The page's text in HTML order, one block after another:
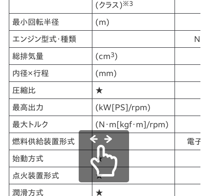
(クラス)※3
最小回転半径 (m)
エンジン型式・種類
総排気量 (cm3)
内径×行程 (mm)
圧縮比 ★
最高出力 (kW[PS]/rpm)
最大トルク (N・m[kgf・m]/rpm)
燃料供給装置形式 電子式＜
始動方式 ★
点火装置形式 ★
潤滑方式 ★